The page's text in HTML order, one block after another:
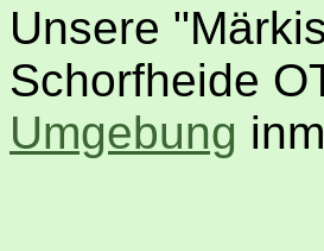
Unsere
Schorfheide
Umgebung